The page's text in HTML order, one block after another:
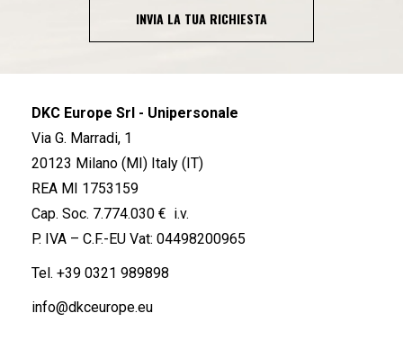
INVIA LA TUA RICHIESTA
DKC Europe Srl - Unipersonale
Via G. Marradi, 1
20123 Milano (MI) Italy (IT)
REA MI 1753159
Cap. Soc. 7.774.030 € i.v.
P. IVA – C.F.-EU Vat: 04498200965
Tel. +39 0321 989898
info@dkceurope.eu